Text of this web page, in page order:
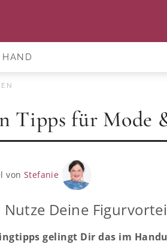
Tipps für
von Stefanie
Deine
gelingt Dir das im